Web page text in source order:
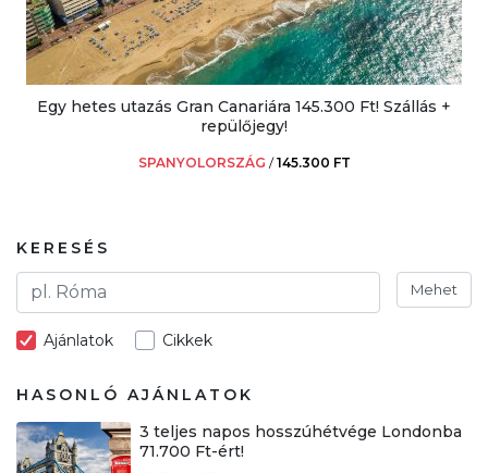
Egy hetes utazás Gran Canariára 145.300 Ft! Szállás +
repülőjegy!
SPANYOLORSZÁG /145.300 FT
KERESÉS
Mehet
Ajánlatok Cikkek
HASONLÓ AJÁNLATOK
3 teljes napos hosszúhétvége Londonba
71.700 Ft-ért!